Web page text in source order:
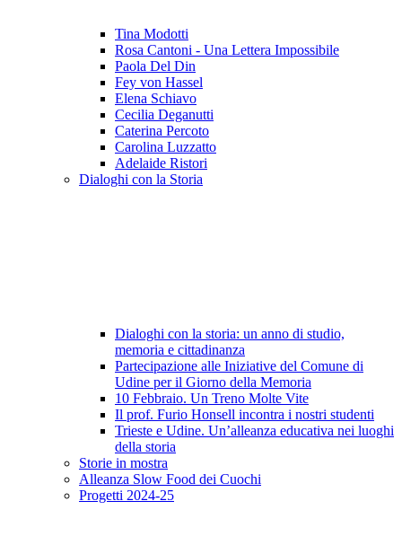
Tina Modotti
Rosa Cantoni - Una Lettera Impossibile
Paola Del Din
Fey von Hassel
Elena Schiavo
Cecilia Deganutti
Caterina Percoto
Carolina Luzzatto
Adelaide Ristori
Dialoghi con la Storia
Dialoghi con la storia: un anno di studio,
memoria e cittadinanza
Partecipazione alle Iniziative del Comune di
Udine per il Giorno della Memoria
10 Febbraio. Un Treno Molte Vite
Il prof. Furio Honsell incontra i nostri studenti
Trieste e Udine. Un’alleanza educativa nei luoghi
della storia
Storie in mostra
Alleanza Slow Food dei Cuochi
Progetti 2024-25